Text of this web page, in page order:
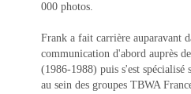
000 photos.
Frank a fait carrière auparavant
communication d'abord auprès
(1986-1988) puis s'est
au sein des groupes TBWA